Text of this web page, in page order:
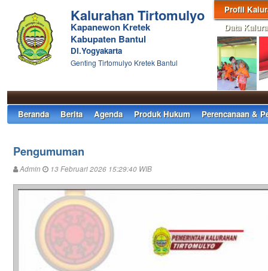
Profil
Data
Kalurahan Tirtomulyo
Kapanewon Kretek
Kabupaten Bantul
DI.Yogyakarta
Genting Tirtomulyo Kretek Bantul
Beranda Berita Agenda Produk Hukum Perencanaan &
Pengumuman
Admin 13 Februari 2026 15:29:40 WIB